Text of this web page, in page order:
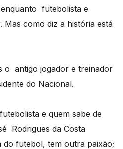
futebolista e
como diz a história está
o antigo jogador e treinador
do Nacional.
e quem sabe de
Rodrigues da Costa
do futebol, tem outra paixão;